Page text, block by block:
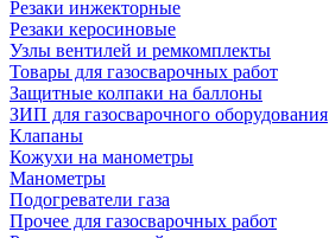
Резаки инжекторные
Резаки керосиновые
Узлы вентилей и ремкомплекты
Товары для газосварочных работ
Защитные колпаки на баллоны
ЗИП для газосварочного оборудования
Клапаны
Кожухи на манометры
Манометры
Подогреватели газа
Прочее для газосварочных работ